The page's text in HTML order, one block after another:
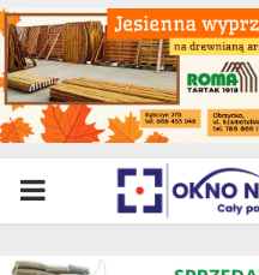
PRIMARY
MENU